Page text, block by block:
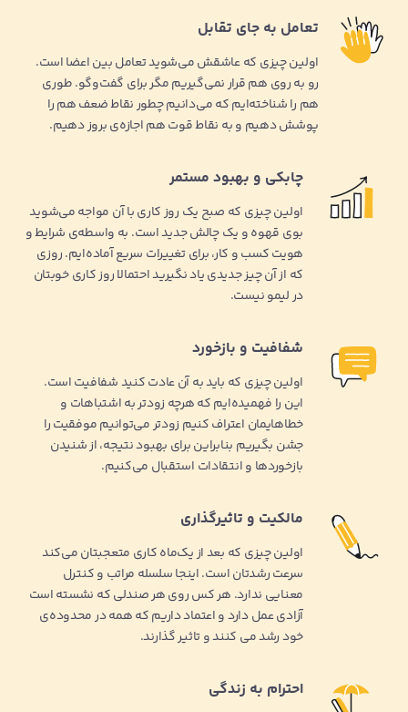
تعامل به جای تقابل
اولین چیزی که عاشقش می‌شوید تعامل بین اعضا است.
رو به روی هم قرار نمی‌گیریم مگر برای گفت‌وگو. طوری
هم را شناخته‌ایم که می‌دانیم چطور نقاط ضعف هم را
پوشش دهیم و به نقاط قوت هم اجازه‌ی بروز دهیم.
چابکی و بهبود مستمر
اولین چیزی که صبح یک روز کاری با آن مواجه می‌شوید
بوی قهوه و یک چالش جدید است. به واسطه‌ی شرایط و
هویت کسب و کار، برای تغییرات سریع آماده‌ایم. روزی
که از آن چیز جدیدی یاد نگیرید احتمالا روز کاری خوبتان
در لیمو نیست.
شفافیت و بازخورد
اولین چیزی که باید به آن عادت کنید شفافیت است.
این را فهمیده‌ایم که هرچه زودتر به اشتباهات و
خطاهایمان اعتراف کنیم زودتر می‌توانیم موفقیت را
جشن بگیریم بنابراین برای بهبود نتیجه، از شنیدن
بازخوردها و انتقادات استقبال می‌کنیم.
مالکیت و تاثیرگذاری
اولین چیزی که بعد از یک‌ماه کاری متعجبتان می‌کند
سرعت رشدتان است. اینجا سلسله مراتب و کنترل
معنایی ندارد. هر کس روی هر صندلی که نشسته است
آزادی عمل دارد و اعتماد داریم که همه در محدوده‌ی
خود رشد می کنند و تاثیر گذارند.
احترام به زندگی